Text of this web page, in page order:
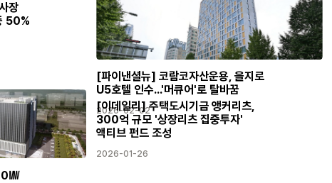
장
50%
[파이낸셜뉴] 코람코자산운용, 을지로
U5호텔 인수...'머큐어'로 탈바꿈
2026-02-02
㎿
[이데일리] 주택도시기금 앵커리츠,
300억 규모 '상장리츠 집중투자'
액티브 펀드 조성
2026-01-26